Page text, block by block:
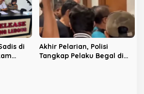
di
Akhir Pelarian, Polisi
Tangkap Pelaku Begal di